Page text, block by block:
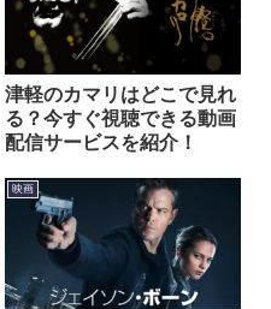
津軽のカマリはどこで見れ
る？今すぐ視聴できる動画
配信サービスを紹介！
映画